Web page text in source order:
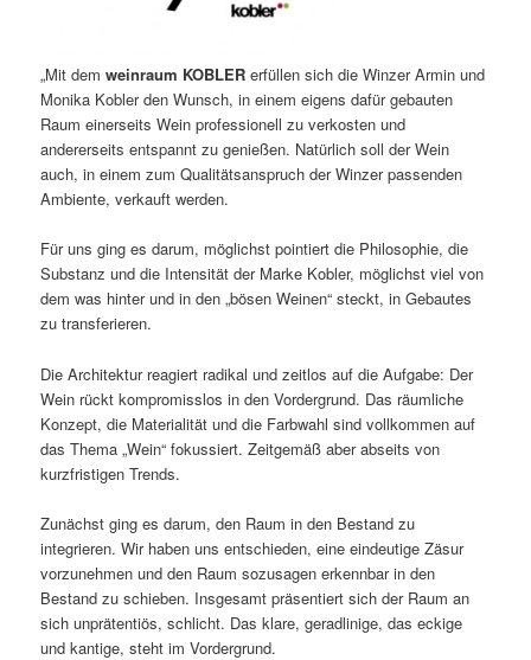
„Mit demweinraum KOBLER erfüllen sich die Winzer Armin und
Monika Kobler den Wunsch, in einem eigens dafür gebauten
Raum einerseits Wein professionell zu verkosten und
andererseits entspannt zu genießen. Natürlich soll der Wein
auch, in einem zum Qualitätsanspruch der Winzer passenden
Ambiente, verkauft werden.
Für uns ging es darum, möglichst pointiert die Philosophie, die
Substanz und die Intensität der Marke Kobler, möglichst viel von
dem was hinter und in den „bösen Weinen“ steckt, in Gebautes
zu transferieren.
Die Architektur reagiert radikal und zeitlos auf die Aufgabe: Der
Wein rückt kompromisslos in den Vordergrund. Das räumliche
Konzept, die Materialität und die Farbwahl sind vollkommen auf
das Thema „Wein“ fokussiert. Zeitgemäß aber abseits von
kurzfristigen Trends.
Zunächst ging es darum, den Raum in den Bestand zu
integrieren. Wir haben uns entschieden, eine eindeutige Zäsur
vorzunehmen und den Raum sozusagen erkennbar in den
Bestand zu schieben. Insgesamt präsentiert sich der Raum an
sich unprätentiös, schlicht. Das klare, geradlinige, das eckige
und kantige, steht im Vordergrund.